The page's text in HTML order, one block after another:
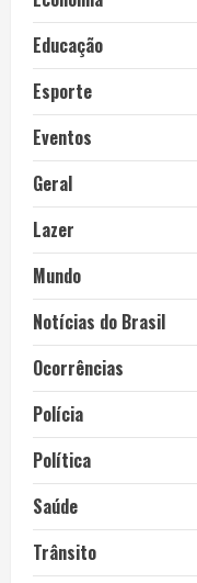
Educação
Esporte
Eventos
Geral
Lazer
Mundo
Notícias do Brasil
Ocorrências
Polícia
Política
Saúde
Trânsito